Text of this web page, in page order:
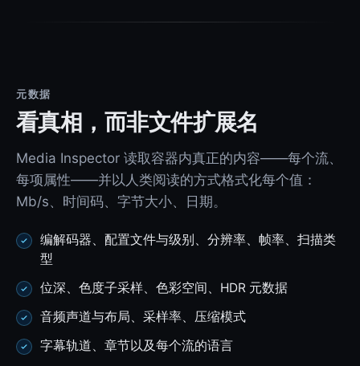
元数据
看真相，而非文件扩展名
Media Inspector 读取容器内真正的内容——每个流、
每项属性——并以人类阅读的方式格式化每个值：
Mb/s、时间码、字节大小、日期。
编解码器、配置文件与级别、分辨率、帧率、扫描类
型
位深、色度子采样、色彩空间、HDR 元数据
音频声道与布局、采样率、压缩模式
字幕轨道、章节以及每个流的语言